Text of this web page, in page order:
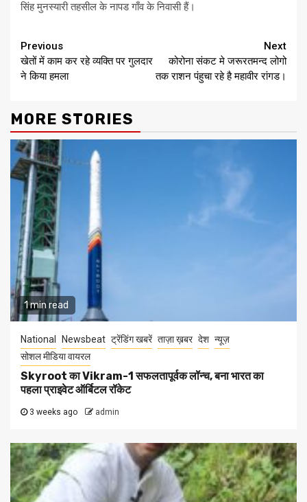
सिंह मुनस्यारी तहसील के नापड गाँव के निवासी हैं।
Continue
Reading
Previous
खेतों में काम कर रहे व्यक्ति पर गुलदार
ने किया हमला
Next
कोरोना संकट मे जरूरतमन्द लोगो
तक राशन पंहुचा रहे है महावीर रांगड।
MORE STORIES
1 min read
National Newsbeat ट्रेंडिंग खबरें ताज़ा ख़बर देश न्यूज़
सोशल मीडिया वायरल
Skyroot का Vikram-1 सफलतापूर्वक लॉन्च, बना भारत का
पहला प्राइवेट ऑर्बिटल रॉकेट
3 weeks ago admin